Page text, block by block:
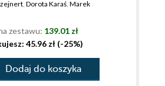
, Dorota Karaś, Marek
zestawu: 139.01 zł
45.96 zł (-25%)
Dodaj do koszyka